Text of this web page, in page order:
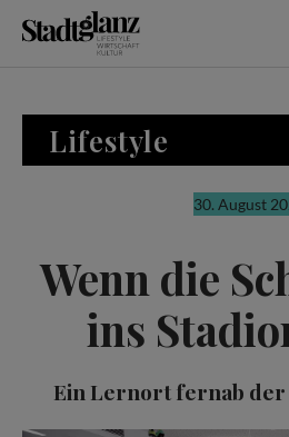
Lifestyle
30. August
Wenn die
ins
Ein Lernort fernab der